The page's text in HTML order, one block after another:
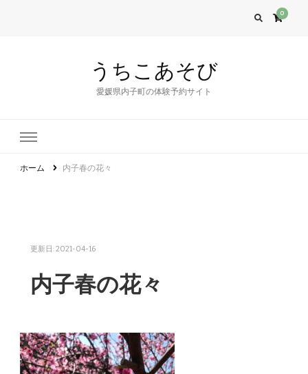
0
うちこあそび
愛媛県内子町の体験予約サイト
ホーム 内子春の花々
更新日:2021-04-16
内子春の花々